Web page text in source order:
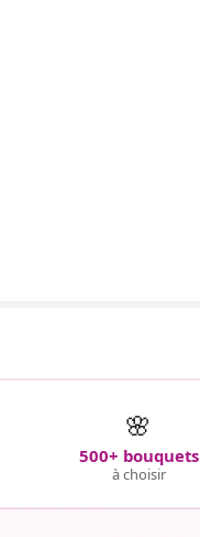
🌸
500+ bouquets
à choisir